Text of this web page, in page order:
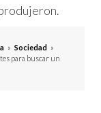
» Sociedad »
para buscar un